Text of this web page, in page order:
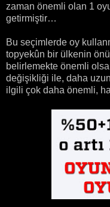
zaman önemli olan 1
getirmiştir…
Bu seçimlerde oy
topyekûn bir ülkenin
belirlemekte önemli
değişikliği ile, daha
ilgili çok daha önemli,